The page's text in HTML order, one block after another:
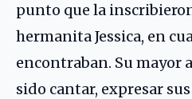
punto que la
hermanita Jessica, en
encontraban. Su mayor
sido cantar, expresar